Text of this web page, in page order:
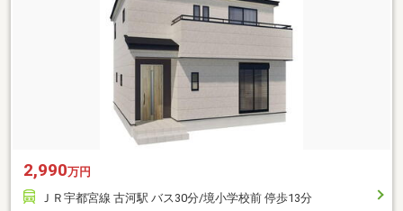
2,990万円
ＪＲ宇都宮線 古河駅 バス30分/境小学校前 停歩13分